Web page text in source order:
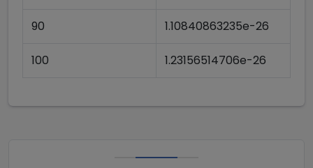
90 1.10840863235e-26
100 1.23156514706e-26